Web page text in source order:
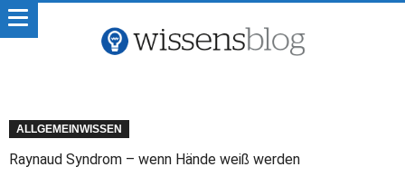
ALLGEMEINWISSEN
Raynaud Syndrom – wenn Hände weiß werden